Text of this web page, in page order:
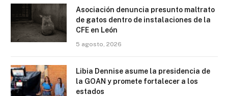
Asociación denuncia presunto maltrato
de gatos dentro de instalaciones de la
CFE en León
5 agosto, 2026
Libia Dennise asume la presidencia de
la GOAN y promete fortalecer a los
estados